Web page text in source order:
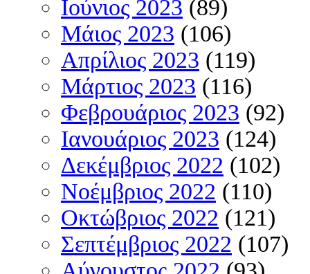
Ιούνιος 2023 (89)
Μάιος 2023 (106)
Απρίλιος 2023 (119)
Μάρτιος 2023 (116)
Φεβρουάριος 2023 (92)
Ιανουάριος 2023 (124)
Δεκέμβριος 2022 (102)
Νοέμβριος 2022 (110)
Οκτώβριος 2022 (121)
Σεπτέμβριος 2022 (107)